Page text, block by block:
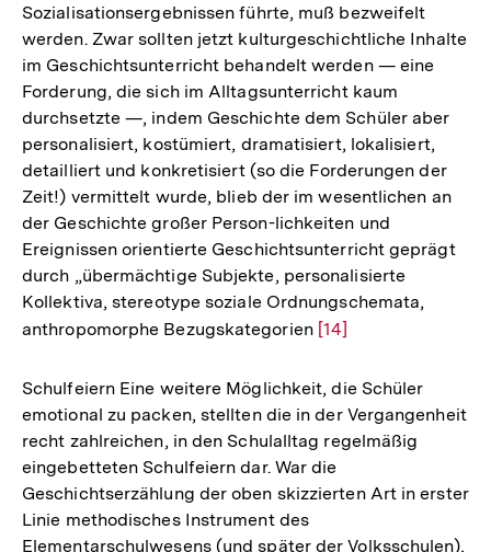
Sozialisationsergebnissen führte, muß bezweifelt
werden. Zwar sollten jetzt kulturgeschichtliche Inhalte
im Geschichtsunterricht behandelt werden — eine
Forderung, die sich im Alltagsunterricht kaum
durchsetzte —, indem Geschichte dem Schüler aber
personalisiert, kostümiert, dramatisiert, lokalisiert,
detailliert und konkretisiert (so die Forderungen der
Zeit!) vermittelt wurde, blieb der im wesentlichen an
der Geschichte großer Person-lichkeiten und
Ereignissen orientierte Geschichtsunterricht geprägt
durch „übermächtige Subjekte, personalisierte
Kollektiva, stereotype soziale Ordnungschemata,
anthropomorphe Bezugskategorien Zur
der
Fußnote
[14]
Schulfeiern Eine weitere Möglichkeit, die Schüler
emotional zu packen, stellten die in der Vergangenheit
recht zahlreichen, in den Schulalltag regelmäßig
eingebetteten Schulfeiern dar. War die
Geschichtserzählung der oben skizzierten Art in erster
Linie methodisches Instrument des
Elementarschulwesens (und später der Volksschulen),